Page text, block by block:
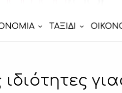
ΤΑΞΙΔΙ
ιδιότητες